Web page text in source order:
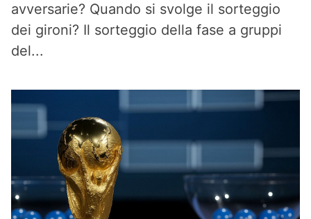
avversarie? Quando si svolge il sorteggio
dei gironi? Il sorteggio della fase a gruppi
del...